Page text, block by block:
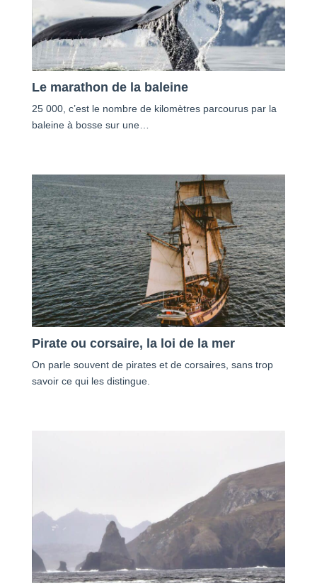
Le marathon de la baleine
25 000, c’est le nombre de kilomètres parcourus par la
baleine à bosse sur une…
Pirate ou corsaire, la loi de la mer
On parle souvent de pirates et de corsaires, sans trop
savoir ce qui les distingue.